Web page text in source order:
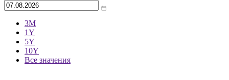
3М
1Y
5Y
10Y
Все значения